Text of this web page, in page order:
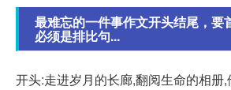
最难忘的一件事作文开头结尾，要
必须是排比句...
开头:走进岁月的长廊,翻阅生命的相册